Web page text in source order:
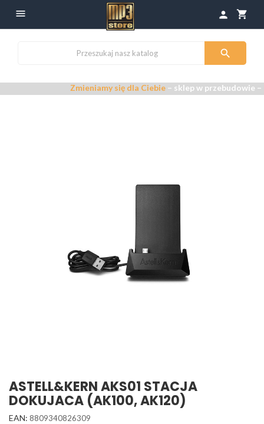
 shopping_cart
person

Zmieniamy się dla Ciebie– sklep w przebudowie –
ASTELL&KERN AKS01 STACJA
DOKUJACA (AK100, AK120)
EAN: 8809340826309